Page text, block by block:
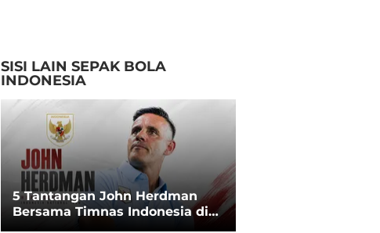
SISI LAIN SEPAK BOLA
INDONESIA
5 Tantangan John Herdman
Bersama Timnas Indonesia di